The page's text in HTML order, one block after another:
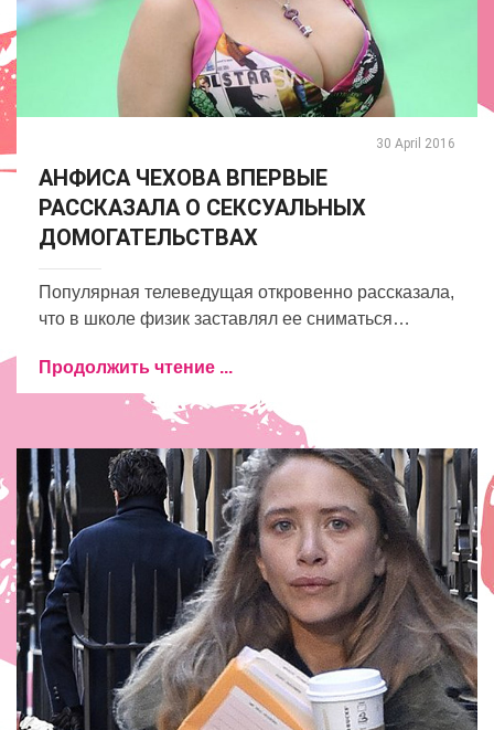
30 April 2016
АНФИСА ЧЕХОВА ВПЕРВЫЕ
РАССКАЗАЛА О СЕКСУАЛЬНЫХ
ДОМОГАТЕЛЬСТВАХ
Популярная телеведущая откровенно рассказала,
что в школе физик заставлял ее сниматься…
Продолжить чтение ...